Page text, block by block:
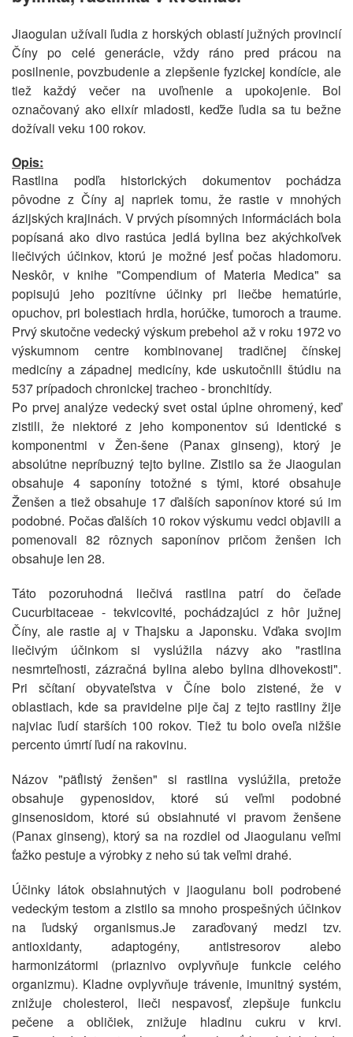
Jiaogulan užívali ľudia z horských oblastí južných provincií
Číny po celé generácie, vždy ráno pred prácou na
posilnenie, povzbudenie a zlepšenie fyzickej kondície, ale
tiež každý večer na uvoľnenie a upokojenie. Bol
označovaný ako elixír mladosti, keďže ľudia sa tu bežne
dožívali veku 100 rokov.
Opis:
Rastlina podľa historických dokumentov pochádza
pôvodne z Číny aj napriek tomu, že rastie v mnohých
ázijských krajinách. V prvých písomných informáciách bola
popísaná ako divo rastúca jedlá bylina bez akýchkoľvek
liečivých účinkov, ktorú je možné jesť počas hladomoru.
Neskôr, v knihe "Compendium of Materia Medica" sa
popisujú jeho pozitívne účinky pri liečbe hematúrie,
opuchov, pri bolestiach hrdla, horúčke, tumoroch a traume.
Prvý skutočne vedecký výskum prebehol až v roku 1972 vo
výskumnom centre kombinovanej tradičnej čínskej
medicíny a západnej medicíny, kde uskutočnili štúdiu na
537 prípadoch chronickej tracheo - bronchitídy.
Po prvej analýze vedecký svet ostal úplne ohromený, keď
zistili, že niektoré z jeho komponentov sú identické s
komponentmi v Žen-šene (Panax ginseng), ktorý je
absolútne nepríbuzný tejto byline. Zistilo sa že Jiaogulan
obsahuje 4 saponíny totožné s tými, ktoré obsahuje
Ženšen a tiež obsahuje 17 ďalších saponínov ktoré sú im
podobné. Počas ďalších 10 rokov výskumu vedci objavili a
pomenovali 82 rôznych saponínov pričom ženšen ich
obsahuje len 28.
Táto pozoruhodná liečivá rastlina patrí do čeľade
Cucurbitaceae - tekvicovité, pochádzajúci z hôr južnej
Číny, ale rastie aj v Thajsku a Japonsku. Vďaka svojim
liečivým účinkom si vyslúžila názvy ako "rastlina
nesmrteľnosti, zázračná bylina alebo bylina dlhovekosti".
Pri sčítaní obyvateľstva v Číne bolo zistené, že v
oblastiach, kde sa pravidelne pije čaj z tejto rastliny žije
najviac ľudí starších 100 rokov. Tiež tu bolo oveľa nižšie
percento úmrtí ľudí na rakovinu.
Názov "päťlistý ženšen" si rastlina vyslúžila, pretože
obsahuje gypenosidov, ktoré sú veľmi podobné
ginsenosidom, ktoré sú obsiahnuté vi pravom ženšene
(Panax ginseng), ktorý sa na rozdiel od Jiaogulanu veľmi
ťažko pestuje a výrobky z neho sú tak veľmi drahé.
Účinky látok obsiahnutých v jiaogulanu boli podrobené
vedeckým testom a zistilo sa mnoho prospešných účinkov
na ľudský organismus.Je zaraďovaný medzi tzv.
antioxidanty, adaptogény, antistresorov alebo
harmonizátormi (priaznivo ovplyvňuje funkcie celého
organizmu). Kladne ovplyvňuje trávenie, imunitný systém,
znižuje cholesterol, lieči nespavosť, zlepšuje funkciu
pečene a obličiek, znižuje hladinu cukru v krvi.